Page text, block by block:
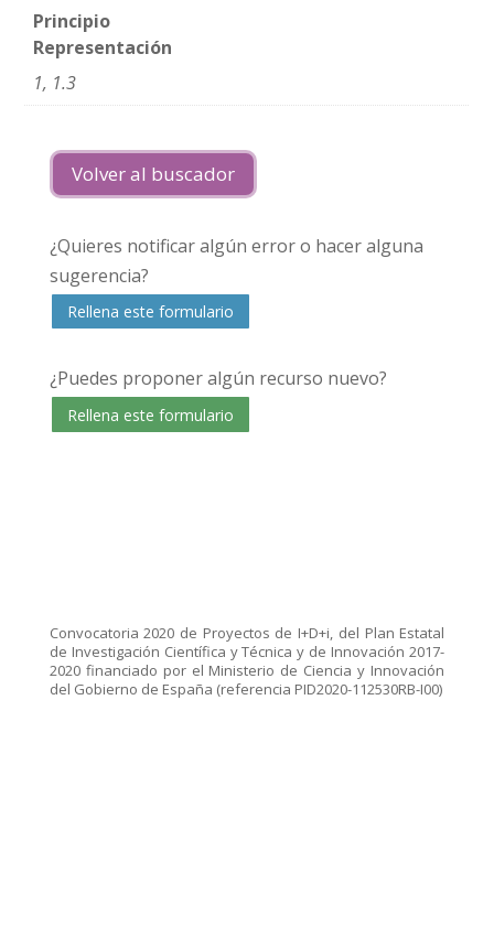
Principio
Representación
1, 1.3
Volver al buscador
¿Quieres notificar algún error o hacer alguna
sugerencia?
Rellena este formulario
¿Puedes proponer algún recurso nuevo?
Rellena este formulario
Convocatoria 2020 de Proyectos de I+D+i, del Plan Estatal
de Investigación Científica y Técnica y de Innovación 2017-
2020 financiado por el Ministerio de Ciencia y Innovación
del Gobierno de España (referencia PID2020-112530RB-I00)